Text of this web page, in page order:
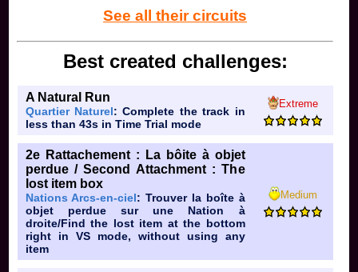
See all their circuits
Best created challenges:
A Natural Run
Quartier Naturel: Complete the track in
less than 43s in Time Trial mode
Extreme
2e Rattachement : La bôite à objet
perdue / Second Attachment : The
lost item box
Nations Arcs-en-ciel: Trouver la boîte à
objet perdue sur une Nation à
droite/Find the lost item at the bottom
right in VS mode, without using any
item
Medium